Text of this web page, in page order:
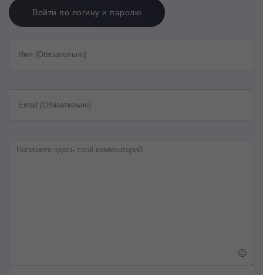
Войти по логину и паролю
Имя (Обязательно)
Email (Обязательно)